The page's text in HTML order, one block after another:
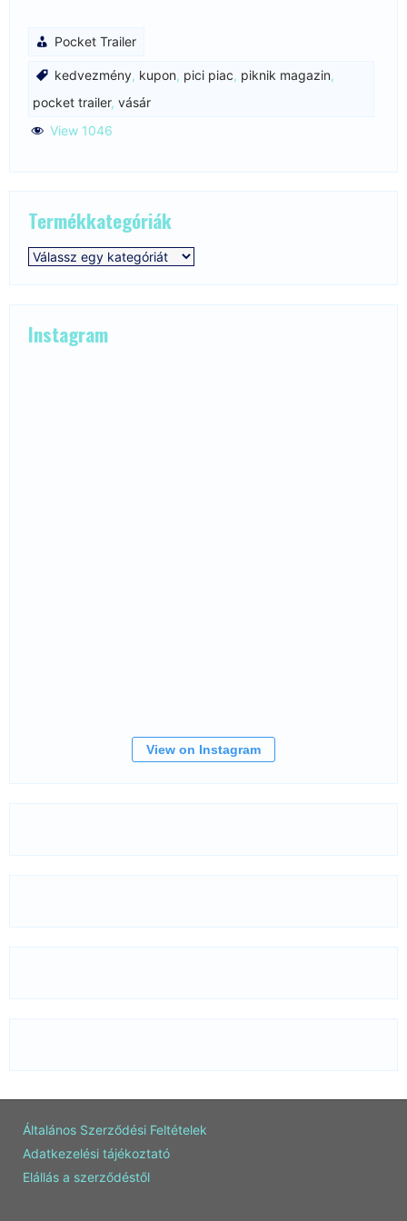
Pocket Trailer
kedvezmény, kupon, pici piac, piknik magazin,
pocket trailer, vásár
View 1046
Termékkategóriák
Instagram
View on Instagram
Általános Szerződési Feltételek
Adatkezelési tájékoztató
Elállás a szerződéstől